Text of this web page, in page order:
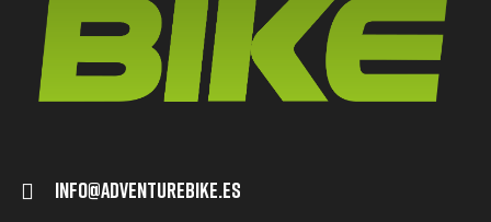
Info@adventurebike.es